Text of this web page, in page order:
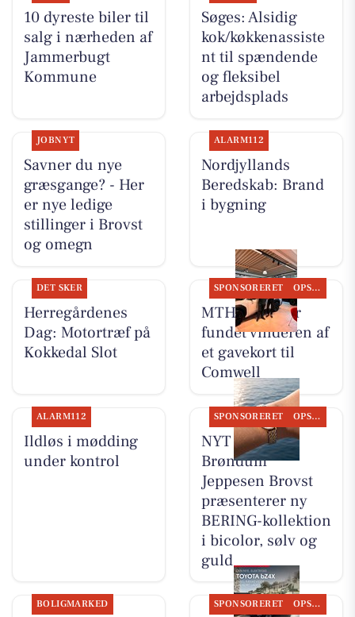
10 dyreste biler til
salg i nærheden af
Jammerbugt
Kommune
Søges: Alsidig
kok/køkkenassiste
nt til spændende
og fleksibel
arbejdsplads
JOBNYT
Savner du nye
græsgange? - Her
er nye ledige
stillinger i Brovst
og omegn
ALARM112
Nordjyllands
Beredskab: Brand
i bygning
DET SKER
Herregårdenes
Dag: Motortræf på
Kokkedal Slot
SPONSORERET OPSLAGSTAVLEN
MTH Biler har
fundet vinderen af
et gavekort til
Comwell
ALARM112
Ildløs i mødding
under kontrol
SPONSORERET OPSLAGSTAVLEN
NYT SYN
Brøndum
Jeppesen Brovst
præsenterer ny
BERING-kollektion
i bicolor, sølv og
guld
BOLIGMARKED SPONSORERET OPSLAGSTAVLEN